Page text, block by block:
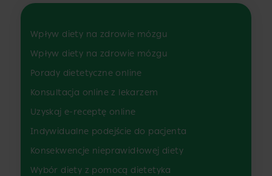
Wpływ diety na zdrowie mózgu
Wpływ diety na zdrowie mózgu
Porady dietetyczne online
Konsultacja online z lekarzem
Uzyskaj e-receptę online
Indywidualne podejście do pacjenta
Konsekwencje nieprawidłowej diety
Wybór diety z pomocą dietetyka